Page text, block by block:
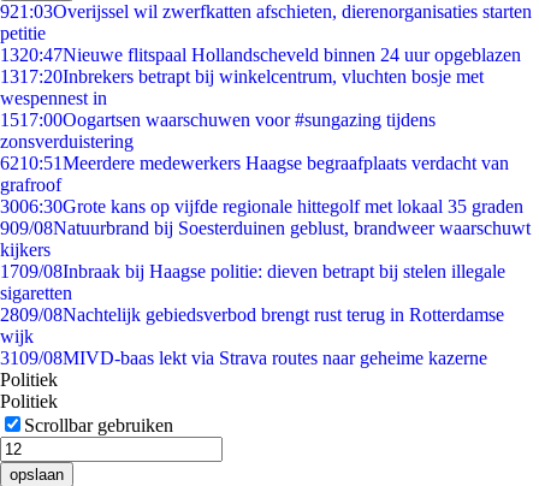
921:03Overijssel wil zwerfkatten afschieten, dierenorganisaties starten
petitie
1320:47Nieuwe flitspaal Hollandscheveld binnen 24 uur opgeblazen
1317:20Inbrekers betrapt bij winkelcentrum, vluchten bosje met
wespennest in
1517:00Oogartsen waarschuwen voor #sungazing tijdens
zonsverduistering
6210:51Meerdere medewerkers Haagse begraafplaats verdacht van
grafroof
3006:30Grote kans op vijfde regionale hittegolf met lokaal 35 graden
909/08Natuurbrand bij Soesterduinen geblust, brandweer waarschuwt
kijkers
1709/08Inbraak bij Haagse politie: dieven betrapt bij stelen illegale
sigaretten
2809/08Nachtelijk gebiedsverbod brengt rust terug in Rotterdamse
wijk
3109/08MIVD-baas lekt via Strava routes naar geheime kazerne
Politiek
Politiek
Scrollbar gebruiken
opslaan